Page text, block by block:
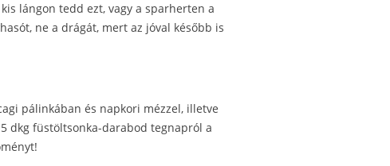
lángon tedd ezt, vagy a sparherten a
ne a drágát, mert az jóval később is
pálinkában és napkori mézzel, illetve
dkg füstöltsonka-darabod tegnapról a